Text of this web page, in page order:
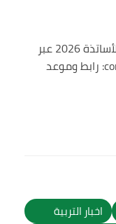
نتائج مسابقة الأساتذة 2026 عبر
concours.onec.dz: رابط وموعد
اخبار التربية